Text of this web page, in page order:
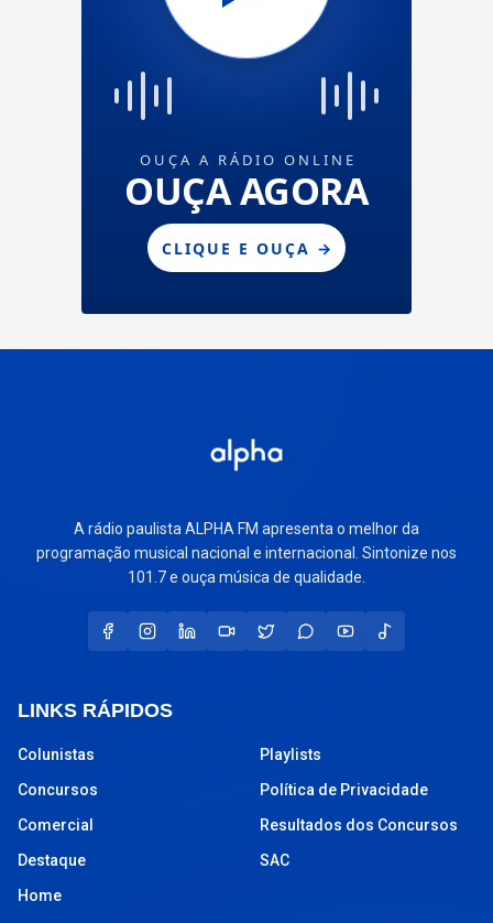
A rádio paulista ALPHA FM apresenta o melhor da
programação musical nacional e internacional. Sintonize nos
101.7 e ouça música de qualidade.
LINKS RÁPIDOS
Colunistas
Concursos
Comercial
Destaque
Home
Playlists
Política de Privacidade
Resultados dos Concursos
SAC